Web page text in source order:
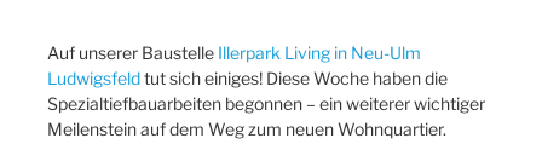
Auf unserer Baustelle Illerpark Living in Neu-Ulm
Ludwigsfeldtut sich einiges! Diese Woche haben die
Spezialtiefbauarbeiten begonnen – ein weiterer wichtiger
Meilenstein auf dem Weg zum neuen Wohnquartier.